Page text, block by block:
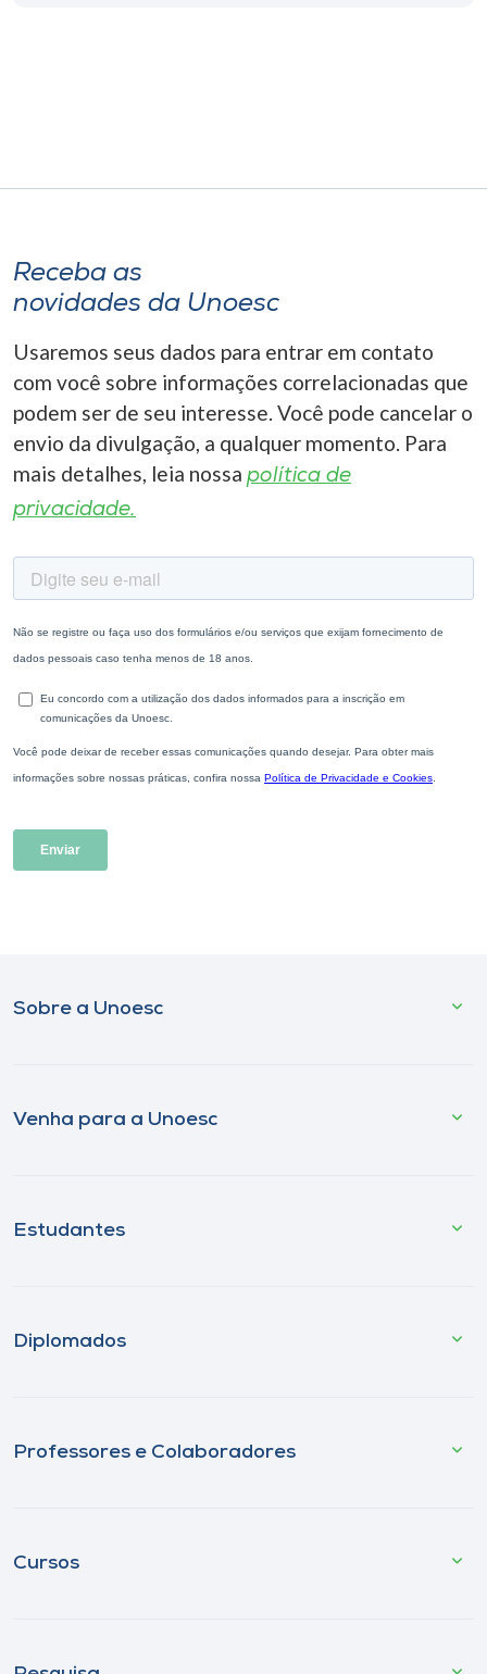
Receba as
novidades da Unoesc
Usaremos seus dados para entrar em contato
com você sobre informações correlacionadas que
podem ser de seu interesse. Você pode cancelar o
envio da divulgação, a qualquer momento. Para
mais detalhes, leia nossa política de
privacidade.
Sobre a Unoesc
Venha para a Unoesc
Estudantes
Diplomados
Professores e Colaboradores
Cursos